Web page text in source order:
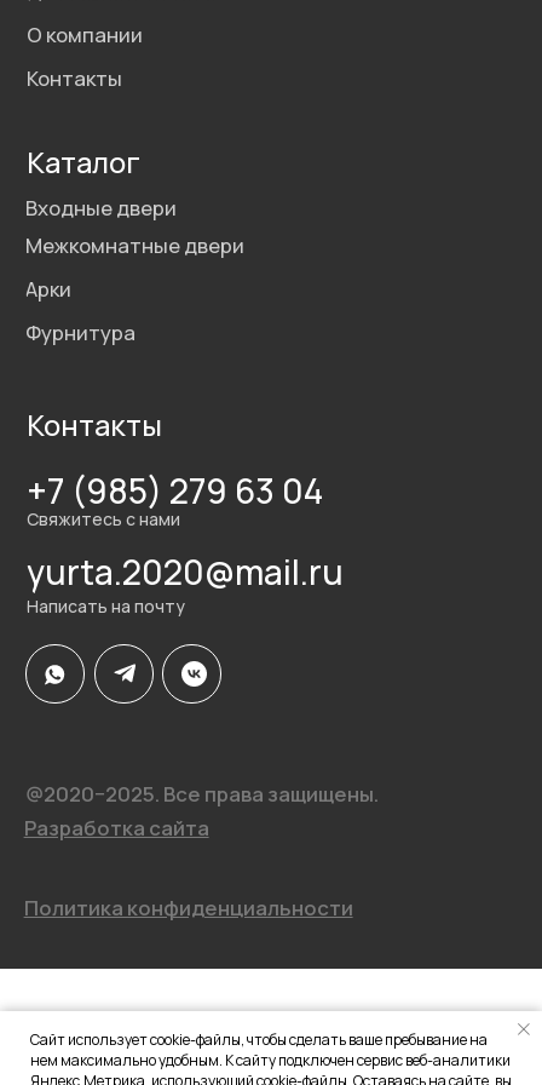
Сайт использует cookie-файлы, чтобы сделать ваше пребывание на
нем максимально удобным. К сайту подключен сервис веб-аналитики
Яндекс.Метрика, использующий cookie-файлы. Оставаясь на сайте, вы